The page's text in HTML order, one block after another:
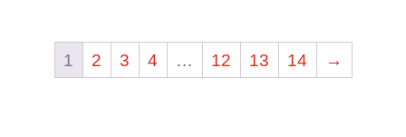
1 2 3 4 … 12 13 14 →